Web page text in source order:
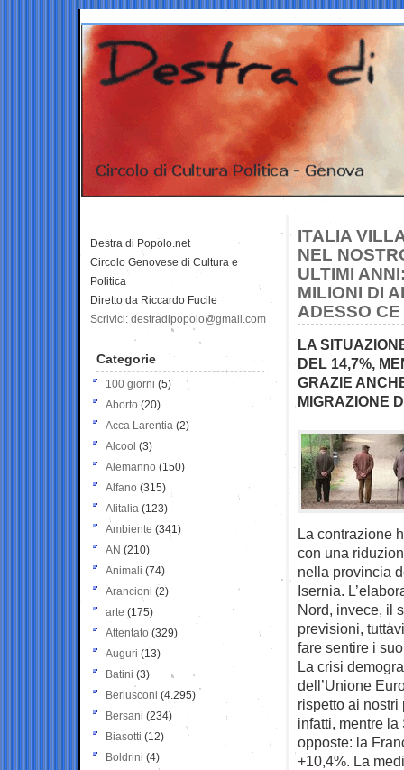
ITALIA
NEL
ULTIMI
MILIONI DI
ADESSO
LA
DEL 14,7%,
GRAZIE
MIGRAZIONE
La contrazione
con una
nella provincia
Isernia.
Nord, invece, il
previsioni,
fare sentire i
La crisi
dell’Unione
rispetto ai
infatti, mentre
opposte: la
+10,4%. La
Destra di Popolo.net
Circolo Genovese di Cultura e
Politica
Diretto da Riccardo Fucile
Scrivici: destradipopolo@gmail.com
Categorie
100 giorni (5)
Aborto (20)
Acca Larentia (2)
Alcool (3)
Alemanno (150)
Alfano (315)
Alitalia (123)
Ambiente (341)
AN (210)
Animali (74)
Arancioni (2)
arte (175)
Attentato (329)
Auguri (13)
Batini (3)
Berlusconi (4.295)
Bersani (234)
Biasotti (12)
Boldrini (4)